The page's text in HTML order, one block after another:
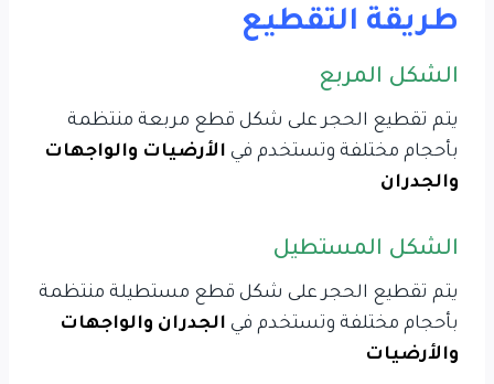
طريقة التقطيع
الشكل المربع
يتم تقطيع الحجر على شكل قطع مربعة منتظمة
بأحجام مختلفة وتستخدم في الأرضيات والواجهات
والجدران
الشكل المستطيل
يتم تقطيع الحجر على شكل قطع مستطيلة منتظمة
بأحجام مختلفة وتستخدم في الجدران والواجهات
والأرضيات